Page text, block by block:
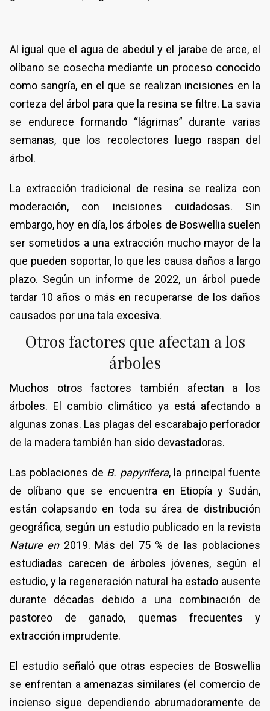
Al igual que el agua de abedul y el jarabe de arce, el
olíbano se cosecha mediante un proceso conocido
como sangría, en el que se realizan incisiones en la
corteza del árbol para que la resina se filtre. La savia
se endurece formando “lágrimas” durante varias
semanas, que los recolectores luego raspan del
árbol.
La extracción tradicional de resina se realiza con
moderación, con incisiones cuidadosas. Sin
embargo, hoy en día, los árboles de Boswellia suelen
ser sometidos a una extracción mucho mayor de la
que pueden soportar, lo que les causa daños a largo
plazo. Según un informe de 2022, un árbol puede
tardar 10 años o más en recuperarse de los daños
causados por una tala excesiva.
Otros factores que afectan a los
árboles
Muchos otros factores también afectan a los
árboles. El cambio climático ya está afectando a
algunas zonas. Las plagas del escarabajo perforador
de la madera también han sido devastadoras.
Las poblaciones de B. papyrifera, la principal fuente
de olíbano que se encuentra en Etiopía y Sudán,
están colapsando en toda su área de distribución
geográfica, según un estudio publicado en la revista
Nature en2019. Más del 75 % de las poblaciones
estudiadas carecen de árboles jóvenes, según el
estudio, y la regeneración natural ha estado ausente
durante décadas debido a una combinación de
pastoreo de ganado, quemas frecuentes y
extracción imprudente.
El estudio señaló que otras especies de Boswellia
se enfrentan a amenazas similares (el comercio de
incienso sigue dependiendo abrumadoramente de